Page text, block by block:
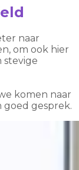
naar
om ook hier
stevige
komen naar
goed gesprek.